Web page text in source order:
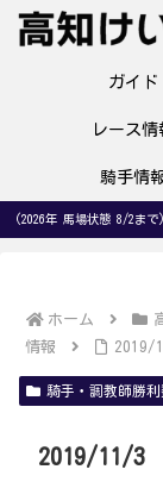
ガイド
レース情
騎手情
(2026年 馬場状態 8/2
ホーム
情報
2019/
騎手・調教師勝
2019/11/3